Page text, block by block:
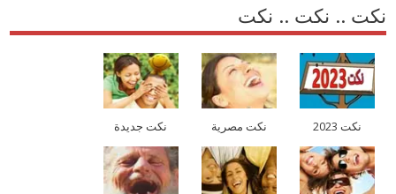
نكت .. نكت .. نكت
نكت 2023 نكت مصرية نكت جديدة